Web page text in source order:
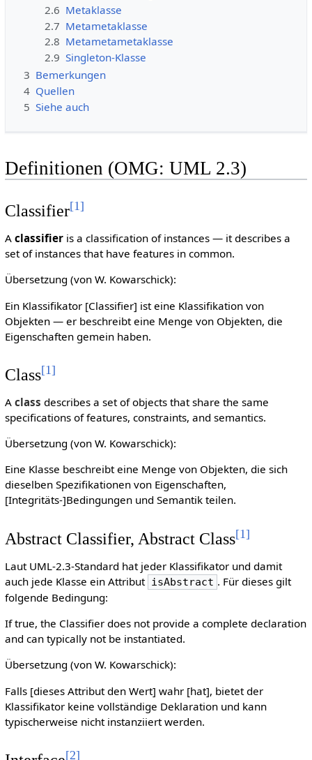
2.6 Metaklasse
2.7 Metametaklasse
2.8 Metametametaklasse
2.9 Singleton-Klasse
3 Bemerkungen
4 Quellen
5 Siehe auch
Definitionen (OMG: UML 2.3)
Classifier[1]
A classifieris a classification of instances — it describes a
set of instances that have features in common.
Übersetzung (von W. Kowarschick):
Ein Klassifikator [Classifier] ist eine Klassifikation von
Objekten — er beschreibt eine Menge von Objekten, die
Eigenschaften gemein haben.
Class[1]
A class describes a set of objects that share the same
specifications of features, constraints, and semantics.
Übersetzung (von W. Kowarschick):
Eine Klasse beschreibt eine Menge von Objekten, die sich
dieselben Spezifikationen von Eigenschaften,
[Integritäts-]Bedingungen und Semantik teilen.
Abstract Classifier, Abstract Class[1]
Laut UML-2.3-Standard hat jeder Klassifikator und damit
auch jede Klasse ein Attribut isAbstract . Für dieses gilt
folgende Bedingung:
If true, the Classifier does not provide a complete declaration
and can typically not be instantiated.
Übersetzung (von W. Kowarschick):
Falls [dieses Attribut den Wert] wahr [hat], bietet der
Klassifikator keine vollständige Deklaration und kann
typischerweise nicht instanziiert werden.
[2]